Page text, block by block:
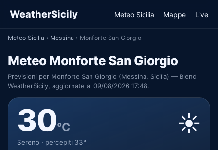
WeatherSicily Meteo Sicilia Mappe Live
Meteo Sicilia › Messina › Monforte San Giorgio
Meteo Monforte San Giorgio
Previsioni per Monforte San Giorgio (Messina, Sicilia) — Blend
WeatherSicily, aggiornate al 09/08/2026 17:48.
30°C
Sereno · percepiti 33°
☀️